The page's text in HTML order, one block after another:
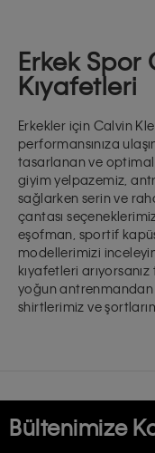
Erkek Spor
Kıyafetleri
Erkekler için Calvin
performansınıza
tasarlanan ve
giyim yelpazemiz,
sağlarken serin ve
çantası
eşofman, sportif
modellerimizi
kıyafetleri
yoğun
shirtlerimiz ve
Bültenimize